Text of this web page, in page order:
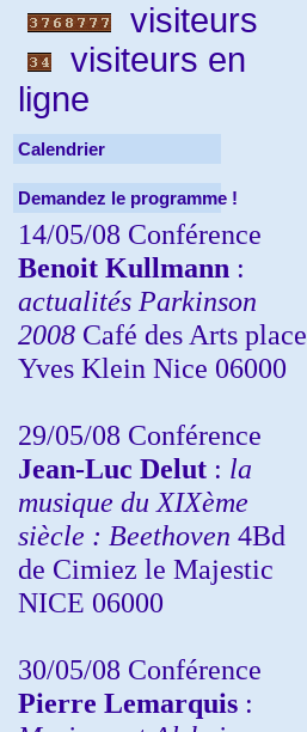
visiteurs
visiteurs en
ligne
Calendrier
Demandez le programme !
14/05/08 Conférence
Benoit Kullmann :
actualités Parkinson
2008 Café des Arts place
Yves Klein Nice 06000
29/05/08 Conférence
Jean-Luc Delut : la
musique du XIXème
siècle : Beethoven 4Bd
de Cimiez le Majestic
NICE 06000
30/05/08 Conférence
Pierre Lemarquis :